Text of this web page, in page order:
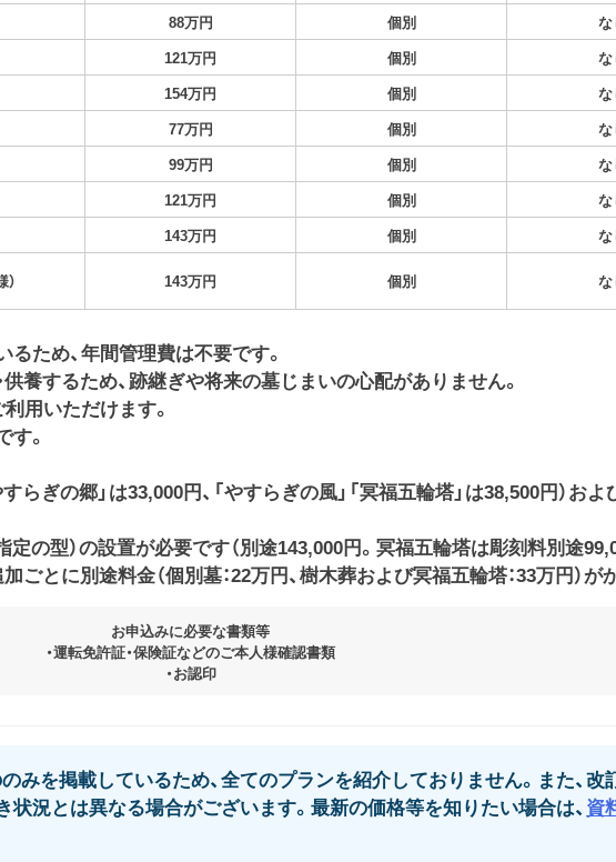
88万円 個別
な
121万円 個別
な
154万円 個別 な
77万円 個別
な
99万円 個別
な
121万円 個別
な
143万円 個別
な
143万円 個別 な
ため、年間管理費は不要です。
養するため、跡継ぎや将来の墓じまいの心配がありません。
用いただけます。
。
すらぎの郷」は33,000円、「やすらぎの風」「冥福五輪塔」は38,500円）お
の型）の設置が必要です（別途143,000円。冥福五輪塔は彫刻料別途
とに別途料金（個別墓：22万円、樹木葬および冥福五輪塔：33万円）が
お申込みに必要な書類等
・運転免許証・保険証などのご本人様確認書類
・お認印
を掲載しているため、全てのプランを紹介しておりません。また、改
況とは異なる場合がございます。最新の価格等を知りたい場合は、 資